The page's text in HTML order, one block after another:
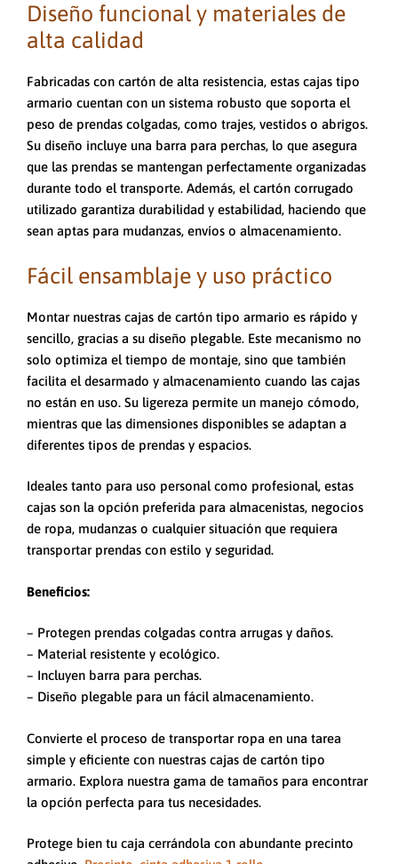
Diseño funcional y materiales de
alta calidad
Fabricadas con cartón de alta resistencia, estas cajas tipo
armario cuentan con un sistema robusto que soporta el
peso de prendas colgadas, como trajes, vestidos o abrigos.
Su diseño incluye una barra para perchas, lo que asegura
que las prendas se mantengan perfectamente organizadas
durante todo el transporte. Además, el cartón corrugado
utilizado garantiza durabilidad y estabilidad, haciendo que
sean aptas para mudanzas, envíos o almacenamiento.
Fácil ensamblaje y uso práctico
Montar nuestras cajas de cartón tipo armario es rápido y
sencillo, gracias a su diseño plegable. Este mecanismo no
solo optimiza el tiempo de montaje, sino que también
facilita el desarmado y almacenamiento cuando las cajas
no están en uso. Su ligereza permite un manejo cómodo,
mientras que las dimensiones disponibles se adaptan a
diferentes tipos de prendas y espacios.
Ideales tanto para uso personal como profesional, estas
cajas son la opción preferida para almacenistas, negocios
de ropa, mudanzas o cualquier situación que requiera
transportar prendas con estilo y seguridad.
Beneficios:
– Protegen prendas colgadas contra arrugas y daños.
– Material resistente y ecológico.
– Incluyen barra para perchas.
– Diseño plegable para un fácil almacenamiento.
Convierte el proceso de transportar ropa en una tarea
simple y eficiente con nuestras cajas de cartón tipo
armario. Explora nuestra gama de tamaños para encontrar
la opción perfecta para tus necesidades.
Protege bien tu caja cerrándola con abundante precinto